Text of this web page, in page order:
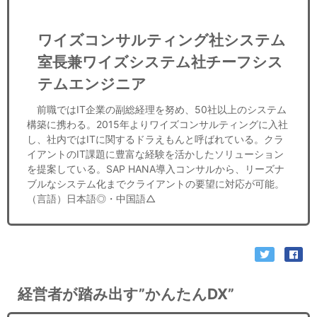
ワイズコンサルティング社システム
室長兼ワイズシステム社チーフシス
テムエンジニア
前職ではIT企業の副総経理を努め、50社以上のシステム
構築に携わる。2015年よりワイズコンサルティングに入社
し、社内ではITに関するドラえもんと呼ばれている。クラ
イアントのIT課題に豊富な経験を活かしたソリューション
を提案している。SAP HANA導入コンサルから、リーズナ
ブルなシステム化までクライアントの要望に対応が可能。
（言語）日本語◎・中国語△
経営者が踏み出す”かんたんDX”